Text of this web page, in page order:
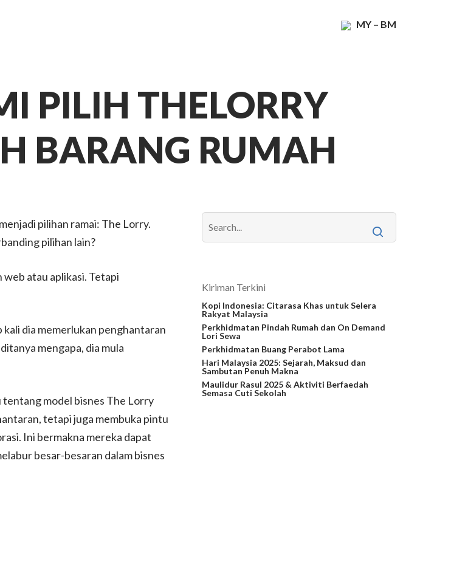
MY – BM
PILIH THELORRY
BARANG RUMAH
pilihan ramai: The Lorry.
pilihan lain?
web atau aplikasi. Tetapi
dia memerlukan penghantaran
mengapa, dia mula
tentang model bisnes The Lorry
tetapi juga membuka pintu
Ini bermakna mereka dapat
besar-besaran dalam bisnes
Kiriman Terkini
Kopi Indonesia: Citarasa Khas untuk Selera
Rakyat Malaysia
Perkhidmatan Pindah Rumah dan On Demand
Lori Sewa
Perkhidmatan Buang Perabot Lama
Hari Malaysia 2025: Sejarah, Maksud dan
Sambutan Penuh Makna
Maulidur Rasul 2025 & Aktiviti Berfaedah
Semasa Cuti Sekolah